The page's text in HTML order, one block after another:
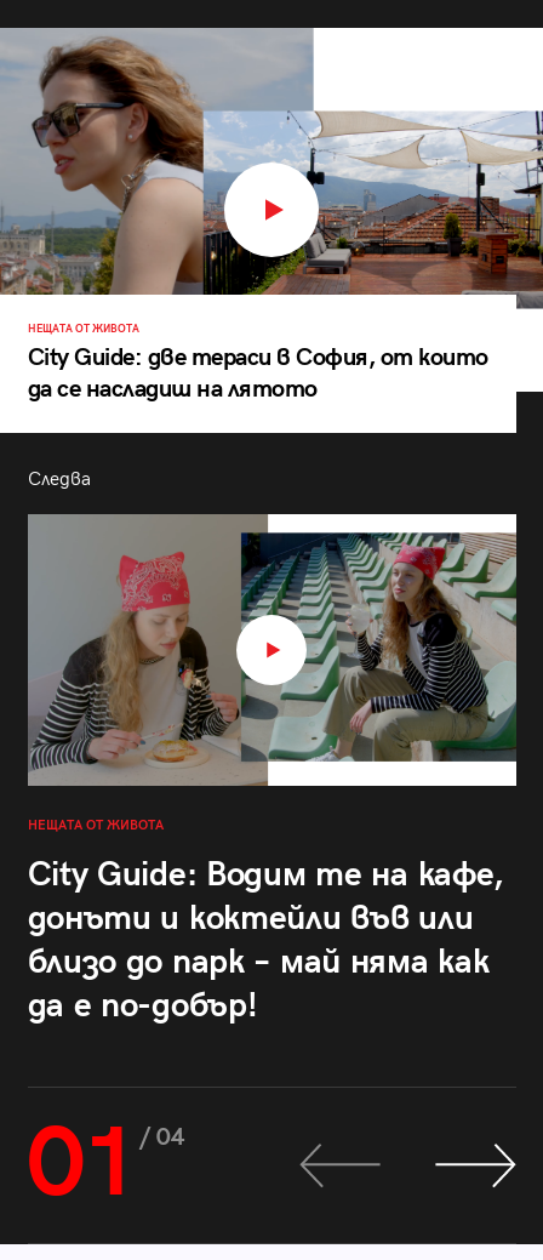
НЕЩАТА ОТ ЖИВОТА
City Guide: две тераси в София, от които
да се насладиш на лятото
Следва
НЕЩАТА ОТ ЖИВОТА
City Guide: Водим те на кафе,
донъти и коктейли във или
близо до парк – май няма как
да е по-добър!
01 / 04